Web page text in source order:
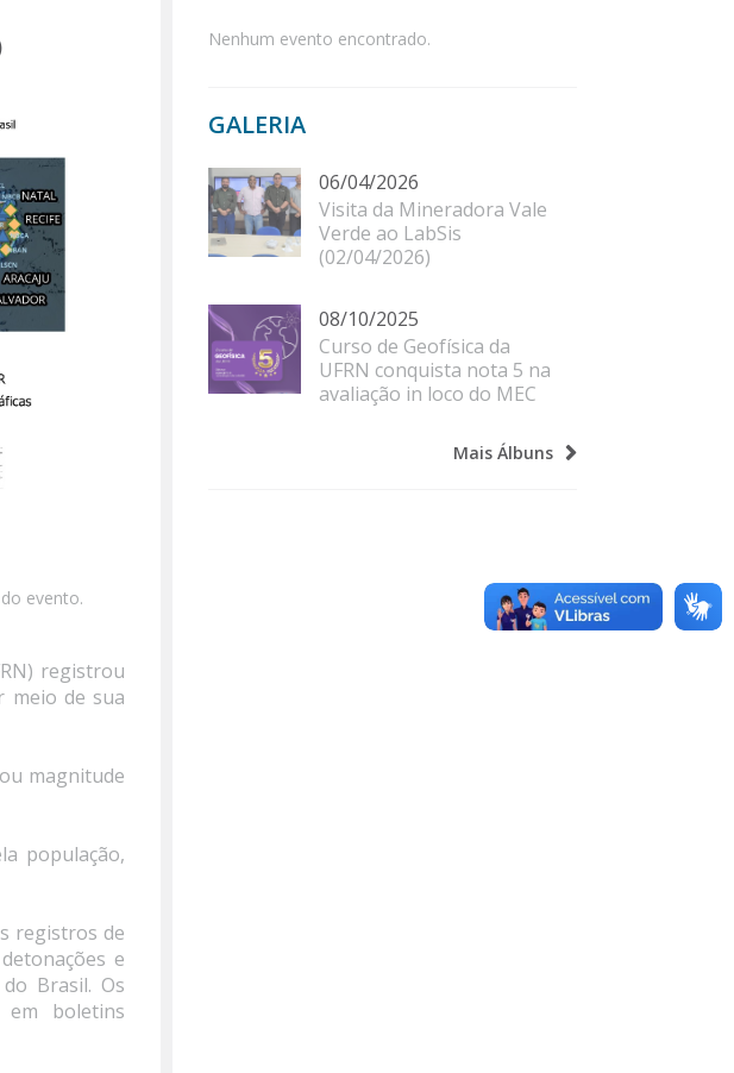
evento.
registrou
meio de sua
magnitude
população,
registros de
e
Brasil. Os
em boletins
Nenhum evento encontrado.
GALERIA
06/04/2026
Visita da Mineradora Vale
Verde ao LabSis
(02/04/2026)
08/10/2025
Curso de Geofísica da
UFRN conquista nota 5 na
avaliação in loco do MEC
Mais Álbuns